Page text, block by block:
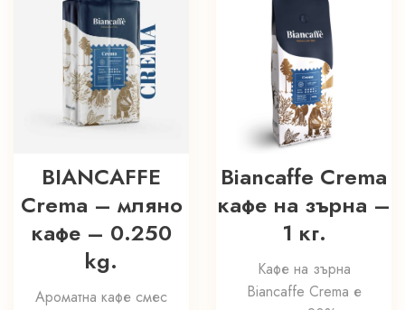
BIANCAFFE
Crema – мляно
кафе – 0.250
kg.
Ароматна кафе смес
Biancaffe Crema
кафе на зърна –
1 кг.
Кафе на зърна
Biancaffe Crema е